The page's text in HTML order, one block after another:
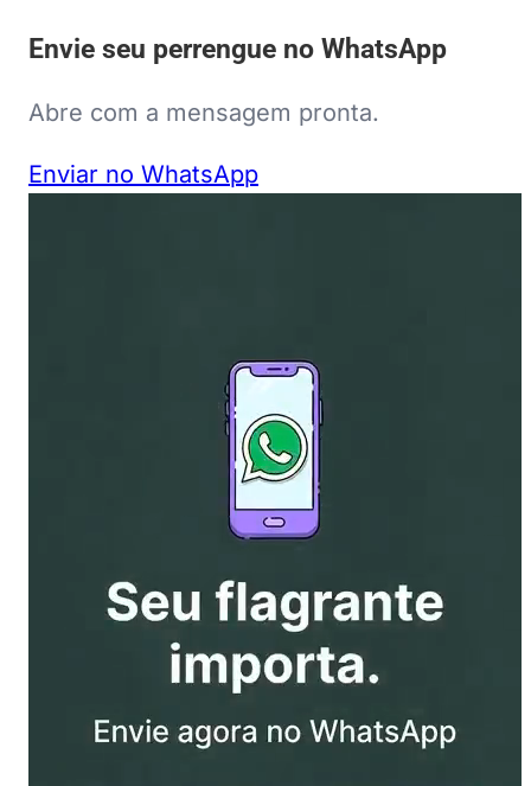
Envie seu perrengue no WhatsApp
Abre com a mensagem pronta.
Enviar no WhatsApp